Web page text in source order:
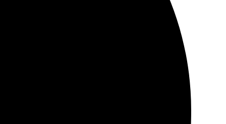
буду заказывать снова!
фото, выбрала размеры и оформила заказ.
профессионалы своего дела. Однозначно